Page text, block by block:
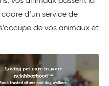
d’un service de
de vos animaux et